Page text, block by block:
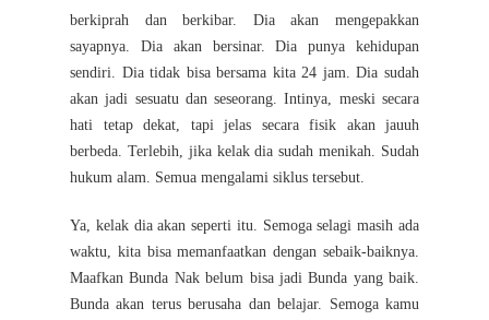
berkiprah dan berkibar. Dia akan mengepakkan
sayapnya. Dia akan bersinar. Dia punya kehidupan
sendiri. Dia tidak bisa bersama kita 24 jam. Dia sudah
akan jadi sesuatu dan seseorang. Intinya, meski secara
hati tetap dekat, tapi jelas secara fisik akan jauuh
berbeda. Terlebih, jika kelak dia sudah menikah. Sudah
hukum alam. Semua mengalami siklus tersebut.
Ya, kelak dia akan seperti itu. Semoga selagi masih ada
waktu, kita bisa memanfaatkan dengan sebaik-baiknya.
Maafkan Bunda Nak belum bisa jadi Bunda yang baik.
Bunda akan terus berusaha dan belajar. Semoga kamu